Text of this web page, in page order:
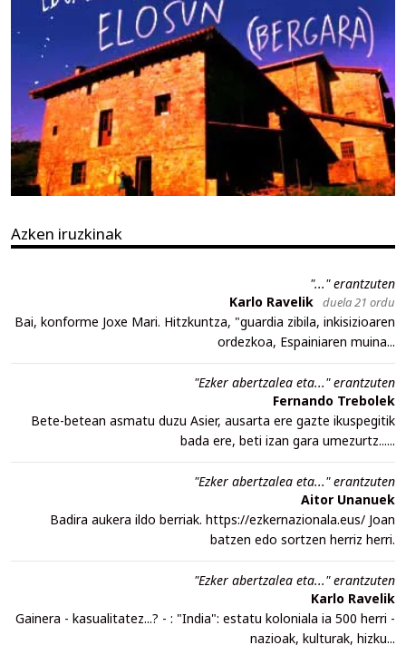
Azken iruzkinak
"..." erantzuten
Karlo Ravelik duela 21 ordu
Bai, konforme Joxe Mari. Hitzkuntza, "guardia zibila, inkisizioaren
ordezkoa, Espainiaren muina...
"Ezker abertzalea eta..." erantzuten
Fernando Trebolek
Bete-betean asmatu duzu Asier, ausarta ere gazte ikuspegitik
bada ere, beti izan gara umezurtz......
"Ezker abertzalea eta..." erantzuten
Aitor Unanuek
Badira aukera ildo berriak. https://ezkernazionala.eus/ Joan
batzen edo sortzen herriz herri.
"Ezker abertzalea eta..." erantzuten
Karlo Ravelik
Gainera - kasualitatez...? - : "India": estatu koloniala ia 500 herri -
nazioak, kulturak, hizku...